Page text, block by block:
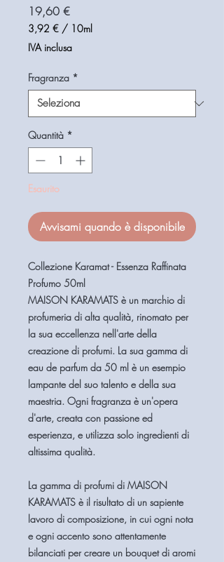
19,60 €Prezzo
3,92 € / 10ml
3,92 €
ogni
Millilitri
IVA inclusa
Fragranza *
Quantità *
Esaurito
Avvisami quando è disponibile
Collezione Karamat - Essenza Raffinata
Profumo 50ml
MAISON KARAMATS è un marchio di
profumeria di alta qualità, rinomato per
la sua eccellenza nell'arte della
creazione di profumi. La sua gamma di
eau de parfum da 50 ml è un esempio
lampante del suo talento e della sua
maestria. Ogni fragranza è un'opera
d'arte, creata con passione ed
esperienza, e utilizza solo ingredienti di
altissima qualità.
La gamma di profumi di MAISON
KARAMATS è il risultato di un sapiente
lavoro di composizione, in cui ogni nota
e ogni accento sono attentamente
bilanciati per creare un bouquet di aromi